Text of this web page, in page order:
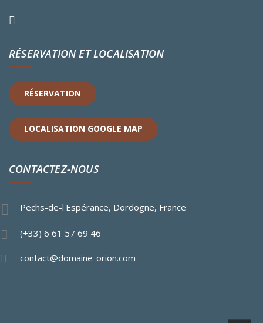
RÉSERVATION ET LOCALISATION
RÉSERVATION
LOCALISATION GOOGLE MAP
CONTACTEZ-NOUS
Pechs-de-l'Espérance, Dordogne, France
(+33) 6 61 57 69 46
contact@domaine-orion.com